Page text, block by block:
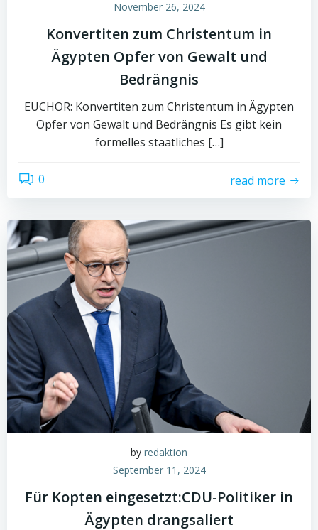
November 26, 2024
Konvertiten zum Christentum in
Ägypten Opfer von Gewalt und
Bedrängnis
EUCHOR: Konvertiten zum Christentum in Ägypten
Opfer von Gewalt und Bedrängnis Es gibt kein
formelles staatliches […]
0 read more
by redaktion
September 11, 2024
Für Kopten eingesetzt:CDU-Politiker in
Ägypten drangsaliert